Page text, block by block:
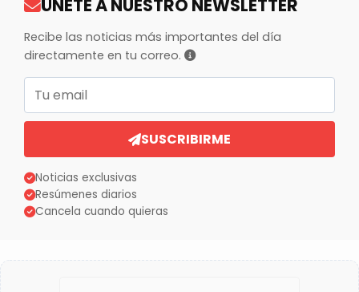
ÚNETE A NUESTRO NEWSLETTER
Recibe las noticias más importantes del día
directamente en tu correo.
Correo electrónico
SUSCRIBIRME
Noticias exclusivas
Resúmenes diarios
Cancela cuando quieras